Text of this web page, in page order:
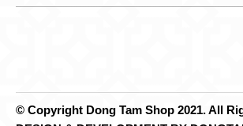
© Copyright Dong Tam Shop 2021. All